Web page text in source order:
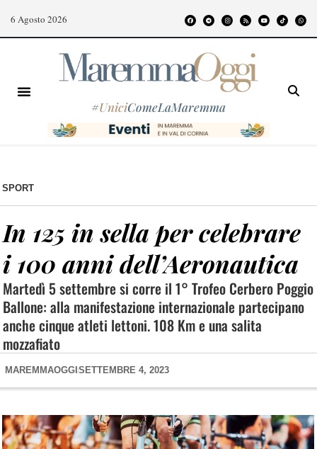
6 Agosto 2026
#UniciComeLaMaremma
SPORT
In 125 in sella per celebrare
i 100 anni dell’Aeronautica
Martedì 5 settembre si corre il 1° Trofeo Cerbero Poggio
Ballone: alla manifestazione internazionale partecipano
anche cinque atleti lettoni. 108 Km e una salita
mozzafiato
MAREMMAOGGI SETTEMBRE 4, 2023